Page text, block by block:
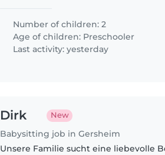
energiegeladenen und gesprächigen
Number of children: 2
Age of children: Preschooler
Last activity: yesterday
Dirk New
Babysitting job in Gersheim
Unsere Familie sucht eine liebevolle